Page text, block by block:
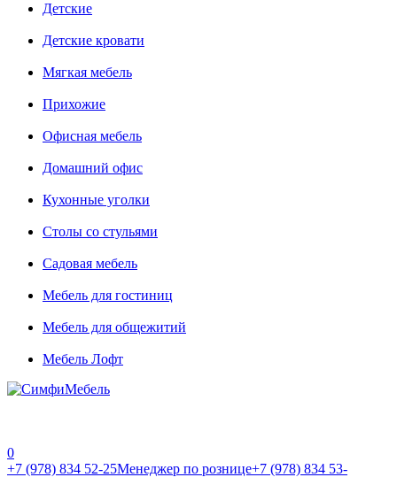
Детские
Детские кровати
Мягкая мебель
Прихожие
Офисная мебель
Домашний офис
Кухонные уголки
Столы со стульями
Садовая мебель
Мебель для гостиниц
Мебель для общежитий
Мебель Лофт
0
+7 (978) 834 52-25Менеджер по рознице+7 (978) 834 53-